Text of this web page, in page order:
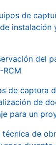
de
instalación
del
RCM
de captura
de
para un
de